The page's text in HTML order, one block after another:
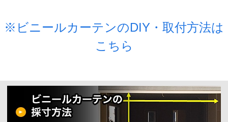
※ビニールカーテンのDIY・取付方法は
こちら